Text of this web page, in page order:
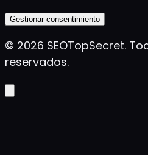
Gestionar consentimiento
© 2026 SEOTopSecret.
reservados.